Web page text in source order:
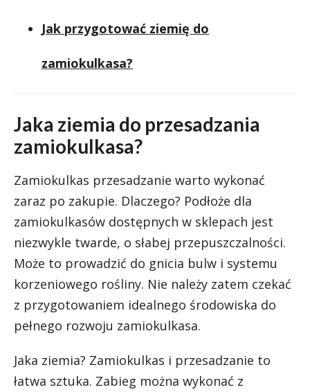
Jak przygotować ziemię do
zamiokulkasa?
Jaka ziemia do przesadzania
zamiokulkasa?
Zamiokulkas przesadzanie warto wykonać
zaraz po zakupie. Dlaczego? Podłoże dla
zamiokulkasów dostępnych w sklepach jest
niezwykle twarde, o słabej przepuszczalności.
Może to prowadzić do gnicia bulw i systemu
korzeniowego rośliny. Nie należy zatem czekać
z przygotowaniem idealnego środowiska do
pełnego rozwoju zamiokulkasa.
Jaka ziemia? Zamiokulkas i przesadzanie to
łatwa sztuka. Zabieg można wykonać z